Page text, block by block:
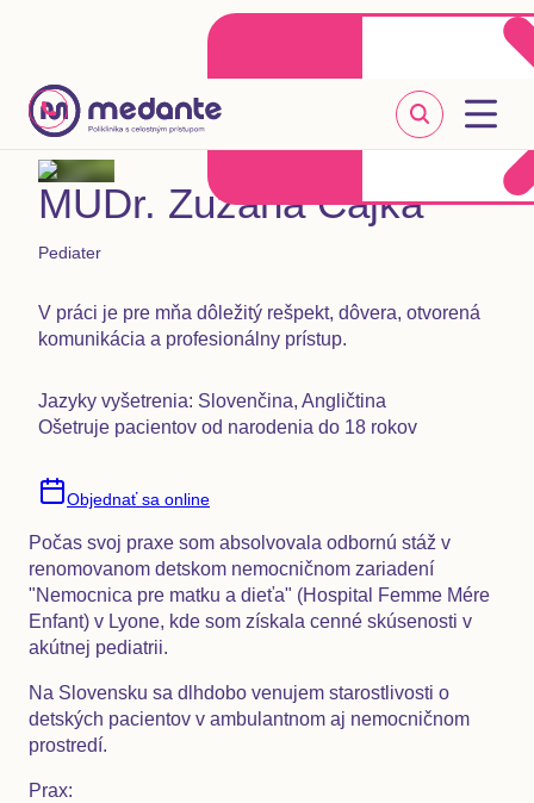
Klientske centrum
+421 2 20 302 303
MUDr. Zuzana Čajka
Pediater
V práci je pre mňa dôležitý rešpekt, dôvera, otvorená
komunikácia a profesionálny prístup.
Jazyky vyšetrenia: Slovenčina, Angličtina
Ošetruje pacientov od narodenia do 18 rokov
Objednať sa online
Počas svoj praxe som absolvovala odbornú stáž v
renomovanom detskom nemocničnom zariadení
"Nemocnica pre matku a dieťa" (Hospital Femme Mére
Enfant) v Lyone, kde som získala cenné skúsenosti v
akútnej pediatrii.
Na Slovensku sa dlhdobo venujem starostlivosti o
detských pacientov v ambulantnom aj nemocničnom
prostredí.
Prax: